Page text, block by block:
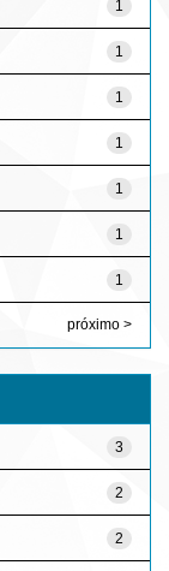
1
1
1
1
1
1
1
próximo >
3
2
2